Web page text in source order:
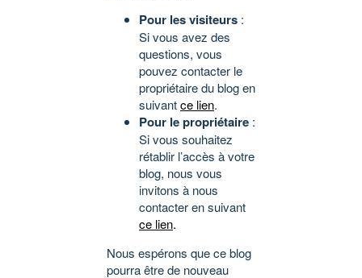
Pour les visiteurs :
Si vous avez des
questions, vous
pouvez contacter le
propriétaire du blog en
suivantce lien.
Pour le propriétaire :
Si vous souhaitez
rétablir l’accès à votre
blog, nous vous
invitons à nous
contacter en suivant
ce lien.
Nous espérons que ce blog
pourra être de nouveau